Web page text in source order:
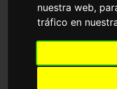
nuestra web,
tráfico en
Biotecnología